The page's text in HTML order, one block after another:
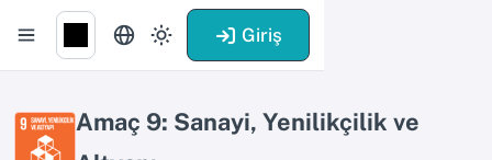
Giriş
Amaç 9: Sanayi, Yenilikçilik ve